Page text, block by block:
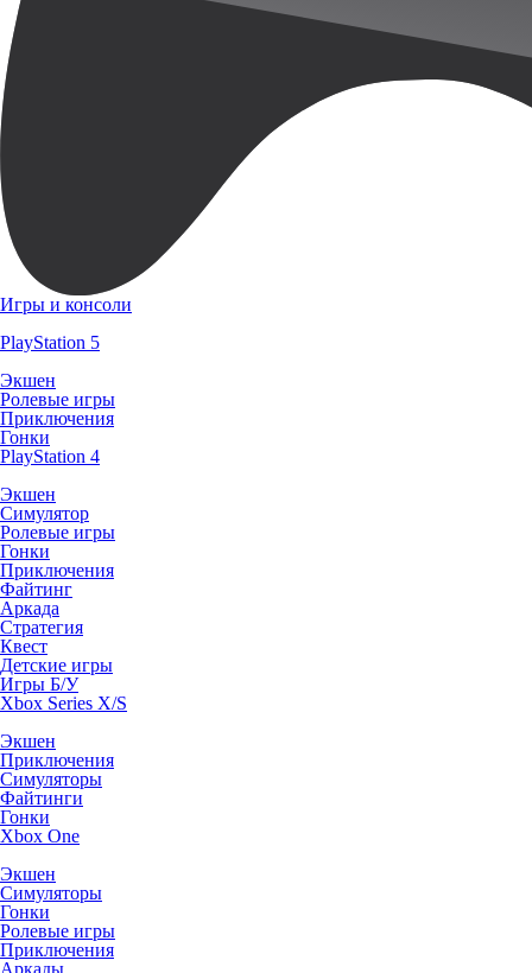
Игры и консоли
PlayStation 5
Экшен
Ролевые игры
Приключения
Гонки
PlayStation 4
Экшен
Симулятор
Ролевые игры
Гонки
Приключения
Файтинг
Аркада
Стратегия
Квест
Детские игры
Игры Б/У
Xbox Series X/S
Экшен
Приключения
Симуляторы
Файтинги
Гонки
Xbox One
Экшен
Симуляторы
Гонки
Ролевые игры
Приключения
Аркады